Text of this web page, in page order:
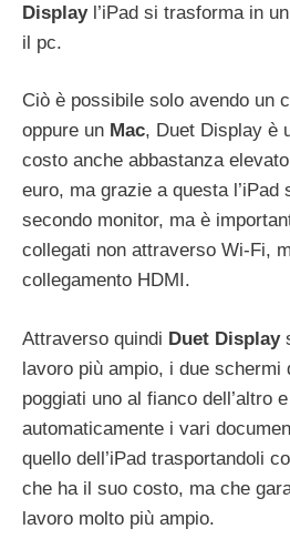
Displayl’iPad si trasforma in
il pc.
Ciò è possibile solo avendo un
oppure un Mac, Duet Display è
costo anche abbastanza
euro, ma grazie a questa l’iPad
secondo monitor, ma è
collegati non attraverso Wi-Fi,
collegamento HDMI.
Attraverso quindi Duet Display
lavoro più ampio, i due schermi
poggiati uno al fianco dell’altro
automaticamente i vari
quello dell’iPad trasportandoli
che ha il suo costo, ma che
lavoro molto più ampio.